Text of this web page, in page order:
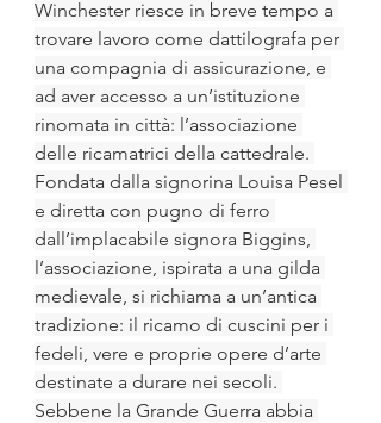
Winchester riesce in breve tempo a
trovare lavoro come dattilografa per
una compagnia di assicurazione, e
ad aver accesso a un’istituzione
rinomata in città: l’associazione
delle ricamatrici della cattedrale.
Fondata dalla signorina Louisa Pesel
e diretta con pugno di ferro
dall’implacabile signora Biggins,
l’associazione, ispirata a una gilda
medievale, si richiama a un’antica
tradizione: il ricamo di cuscini per i
fedeli, vere e proprie opere d’arte
destinate a durare nei secoli.
Sebbene la Grande Guerra abbia